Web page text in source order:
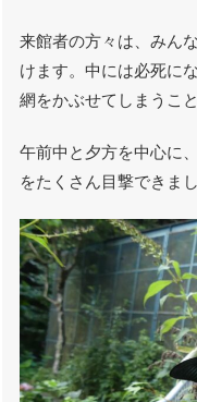
来館者の方々は、みん
けます。中には必死に
網をかぶせてしまうこ
午前中と夕方を中心に
をたくさん目撃できまし